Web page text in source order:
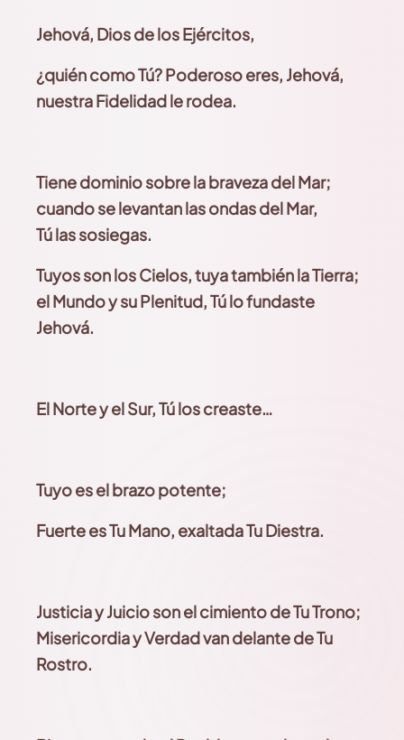
Jehová, Dios de los Ejércitos,
¿quién como Tú? Poderoso eres, Jehová,
nuestra Fidelidad le rodea.
Tiene dominio sobre la braveza del Mar;
cuando se levantan las ondas del Mar,
Tú las sosiegas.
Tuyos son los Cielos, tuya también la Tierra;
el Mundo y su Plenitud, Tú lo fundaste
Jehová.
El Norte y el Sur, Tú los creaste…
Tuyo es el brazo potente;
Fuerte es Tu Mano, exaltada Tu Diestra.
Justicia y Juicio son el cimiento de Tu Trono;
Misericordia y Verdad van delante de Tu
Rostro.